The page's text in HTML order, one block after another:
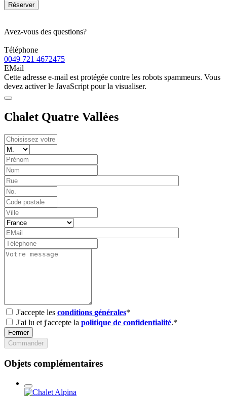
Réserver
Avez-vous des questions?
Téléphone
0049 721 4672475
EMail
Cette adresse e-mail est protégée contre les robots spammeurs. Vous
devez activer le JavaScript pour la visualiser.
Chalet Quatre Vallées
J'accepte les conditions générales*
J'ai lu et j'accepte la politique de confidentialité.*
Fermer
Commander
Objets complémentaires